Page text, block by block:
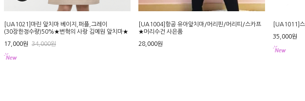
[UA1021]마린 앞치마 베이지,퍼플,그레이
(30장한정수량)50%★변혁의 사랑 김예원 앞치마★
17,000원 34,000원
[UA1004]항공 유아앞치마/머리핀/머리띠/스카프
★머리수건 사은품
28,000원
[UA1011]
35,000원